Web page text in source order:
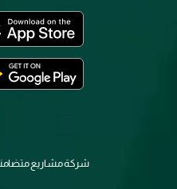
شركة مشاريع